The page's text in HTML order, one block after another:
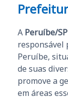
A Peruíbe/
responsável
Peruíbe,
de suas
promove a
em áreas